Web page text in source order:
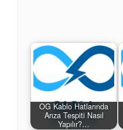
OG Kablo Hatlarında
Arıza Tespiti Nasıl
Yapılır?…